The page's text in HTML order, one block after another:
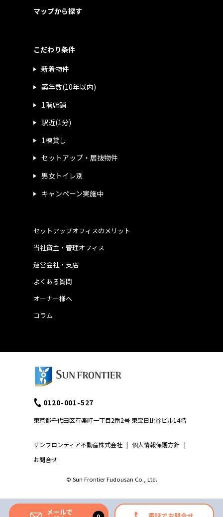
マップから探す
こだわり条件
新着物件
築年数(10年以内)
1階店舗
駅近(1分)
1棟貸し
セットアップ・居抜物件
男女トイレ別
キャンペーン実施中
運営会社・支店
よくある質問
当社貸主・管理オフィス
オーナー様へ
コラム
セットアップオフィスのメリット
サンフロンティア不動産株式会社 | 個人情報保護方針 |
お問合せ
0120-001-527
東京都千代田区有楽町一丁目2番2号 東宝日比谷ビル14階
© Sun Frontier Fudousan Co., Ltd.
メールで